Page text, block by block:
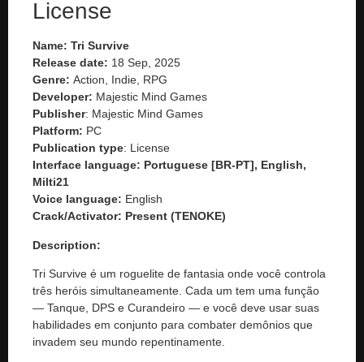
License
Name: Tri Survive
Release date: 18 Sep, 2025
Genre: Action, Indie, RPG
Developer: Majestic Mind Games
Publisher: Majestic Mind Games
Platform: PC
Publication type: License
Interface language: Portuguese [BR-PT], English,
Milti21
Voice language: English
Crack/Activator: Present (TENOKE)
Description:
Tri Survive é um roguelite de fantasia onde você controla
três heróis simultaneamente. Cada um tem uma função
— Tanque, DPS e Curandeiro — e você deve usar suas
habilidades em conjunto para combater demônios que
invadem seu mundo repentinamente.